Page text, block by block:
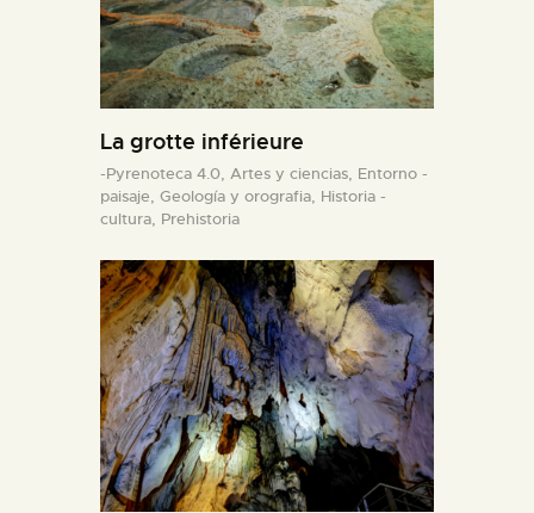
La grotte inférieure
-Pyrenoteca 4.0, Artes y ciencias, Entorno -
paisaje, Geología y orografia, Historia -
cultura, Prehistoria